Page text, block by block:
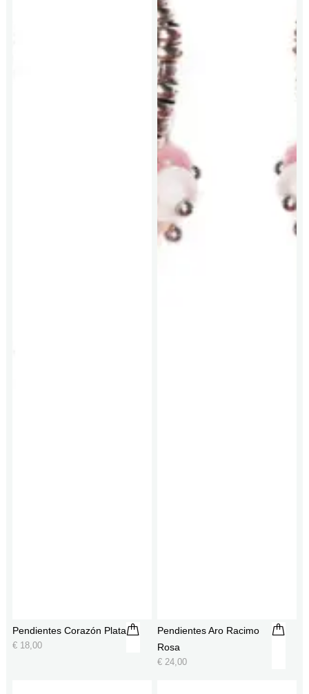
Pendientes Corazón Plata
€18,00
Pendientes Aro Racimo
Rosa
€ 24,00